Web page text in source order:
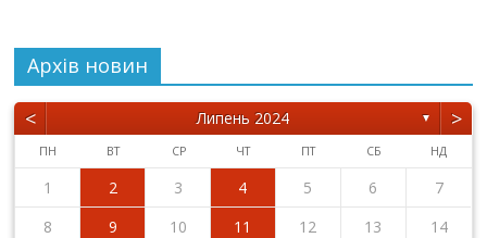
Архiв новин
< Липень 2024 ▼ >
ПН ВТ СР ЧТ ПТ СБ НД
1 2 3 4 5 6
7
8
9 10 11 12 13
14